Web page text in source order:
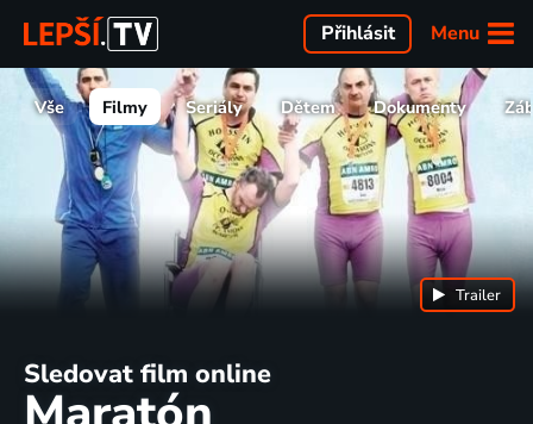
Menu
Přihlásit
Vše Filmy Seriály Dětem Dokumenty
Sledovat film online
Trailer